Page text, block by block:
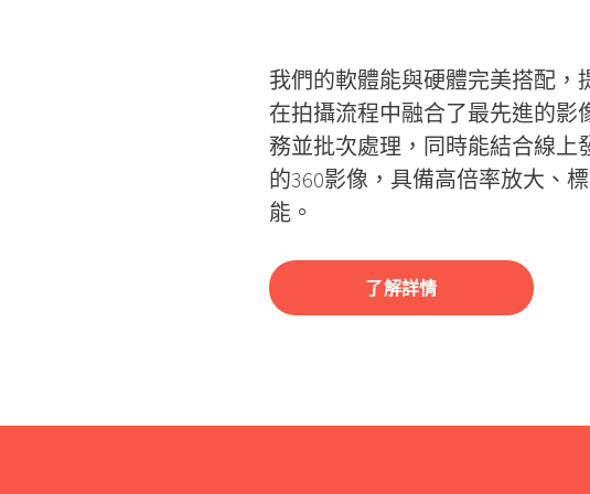
我們的軟體能與硬體完美搭配，
在拍攝流程中融合了最先進的影
務並批次處理，同時能結合線上
的360影像，具備高倍率放大、
能。
了解詳情